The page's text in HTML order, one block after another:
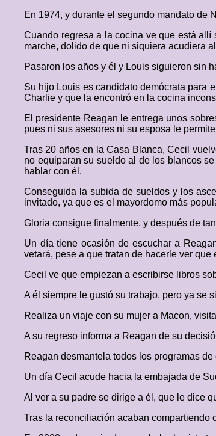
En 1974, y durante el segundo mandato de
Cuando regresa a la cocina ve que está
marche, dolido de que ni siquiera acudiera
Pasaron los años y él y Louis siguieron sin
Su hijo Louis es candidato demócrata para
Charlie y que la encontró en la cocina
El presidente Reagan le entrega unos
pues ni sus asesores ni su esposa le
Tras 20 años en la Casa Blanca, Cecil
no equiparan su sueldo al de los blancos
hablar con él.
Conseguida la subida de sueldos y los
invitado, ya que es el mayordomo más
Gloria consigue finalmente, y después de
Un día tiene ocasión de escuchar a
vetará, pese a que tratan de hacerle ver
Cecil ve que empiezan a escribirse libros
A él siempre le gustó su trabajo, pero ya se
Realiza un viaje con su mujer a Macon,
A su regreso informa a Reagan de su
Reagan desmantela todos los programas
Un día Cecil acude hacia la embajada de
Al ver a su padre se dirige a él, que le dice
Tras la reconciliación acaban compartiendo